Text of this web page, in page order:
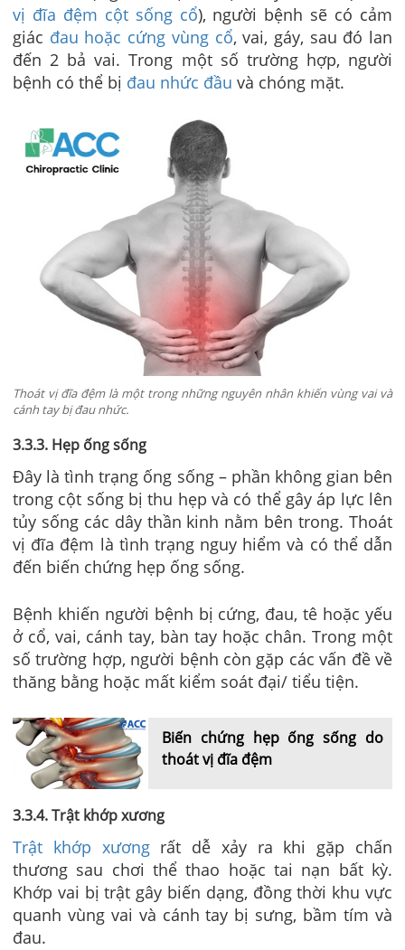
vị đĩa đệm cột sống cổ), người bệnh sẽ có cảm
giác đau hoặc cứng vùng cổ, vai, gáy, sau đó lan
đến 2 bả vai. Trong một số trường hợp, người
bệnh có thể bị đau nhức đầu và chóng mặt.
Thoát vị đĩa đệm là một trong những nguyên nhân khiến vùng vai và
cánh tay bị đau nhức.
3.3.3. Hẹp ống sống
Đây là tình trạng ống sống – phần không gian bên
trong cột sống bị thu hẹp và có thể gây áp lực lên
tủy sống các dây thần kinh nằm bên trong. Thoát
vị đĩa đệm là tình trạng nguy hiểm và có thể dẫn
đến biến chứng hẹp ống sống.
Bệnh khiến người bệnh bị cứng, đau, tê hoặc yếu
ở cổ, vai, cánh tay, bàn tay hoặc chân. Trong một
số trường hợp, người bệnh còn gặp các vấn đề về
thăng bằng hoặc mất kiểm soát đại/ tiểu tiện.
Biến chứng hẹp ống sống do
thoát vị đĩa đệm
3.3.4. Trật khớp xương
Trật khớp xươngrất dễ xảy ra khi gặp chấn
thương sau chơi thể thao hoặc tai nạn bất kỳ.
Khớp vai bị trật gây biến dạng, đồng thời khu vực
quanh vùng vai và cánh tay bị sưng, bầm tím và
đau.